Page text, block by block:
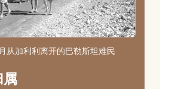
从加利利离开的巴勒斯坦难民
属